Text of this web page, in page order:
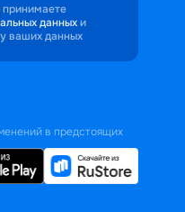
данных и
ваших данных
в предстоящих